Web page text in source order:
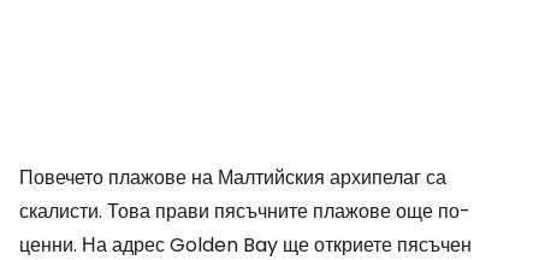
Повечето плажове на Малтийския архипелаг са
скалисти. Това прави пясъчните плажове още по-
ценни. На адресGolden Bay ще откриете пясъчен